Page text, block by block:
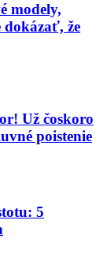
modely,
dokázať, že
Už čoskoro
poistenie
5